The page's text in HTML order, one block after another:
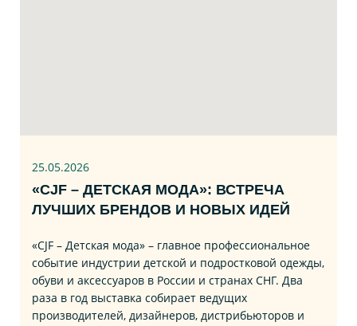
25.05.2026
«CJF – ДЕТСКАЯ МОДА»: ВСТРЕЧА
ЛУЧШИХ БРЕНДОВ И НОВЫХ ИДЕЙ
«CJF – Детская мода» – главное профессиональное
событие индустрии детской и подростковой одежды,
обуви и аксессуаров в России и странах СНГ. Два
раза в год выставка собирает ведущих
производителей, дизайнеров, дистрибьюторов и